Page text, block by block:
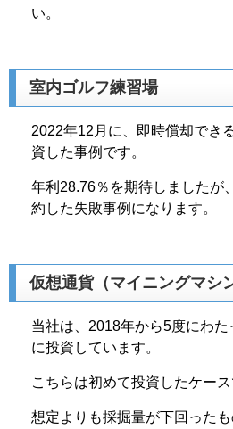
い。
室内ゴルフ練習場
2022年12月に、即時償却でき
資した事例です。
年利28.76％を期待しましたが
約した失敗事例になります。
仮想通貨（マイニングマシ
当社は、2018年から5度にわ
に投資しています。
こちらは初めて投資したケース
想定よりも採掘量が下回った